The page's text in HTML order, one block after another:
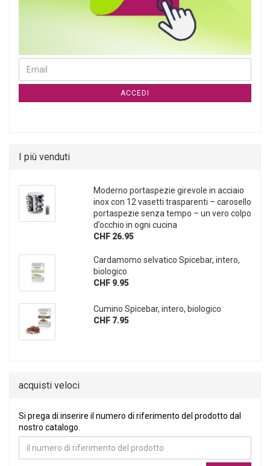
ACCEDI
I più venduti
Moderno portaspezie girevole in acciaio
inox con 12 vasetti trasparenti – carosello
portaspezie senza tempo – un vero colpo
d’occhio in ogni cucina
CHF 26.95
Cardamomo selvatico Spicebar, intero,
biologico
CHF 9.95
Cumino Spicebar, intero, biologico
CHF 7.95
acquisti veloci
SI PREGA DI INSERIRE IL NUMERO DI RIFERIMENTO DEL
Si prega di inserire il numero di riferimento del prodotto dal
nostro catalogo.